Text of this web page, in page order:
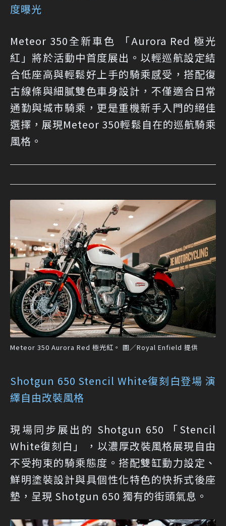
度曝光
Meteor 350全新車色 「Aurora Red 極光
紅」將於活動中首度展出。以輕巡航設定結
合低座高與輕鬆好上手的騎乘感受，搭配復
古線條與細膩雙色車身設計，不僅適合日常
通勤與城市騎乘，更是重機新手入門的絕佳
選擇，展現Meteor 350輕鬆自在的巡航騎乘
風格。
Meteor 350 Aurora Red 極光紅。 圖／Royal Enfield 提供
Shotgun 650 Stencil White復刻白登場 演
繹自由改裝風格
現場同步展出的 Shotgun 650 「Stencil
White復刻白」 ，以濃厚改裝風格展現自由
不受拘束的騎乘態度。搭配雙缸動力設定、
鮮明塗裝設計與具個性化特色的快拆式後座
墊，呈現 Shotgun 650 獨有的街頭氣息。